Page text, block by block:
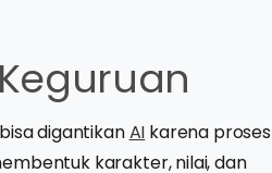
digantikanAI karena proses
karakter, nilai, dan